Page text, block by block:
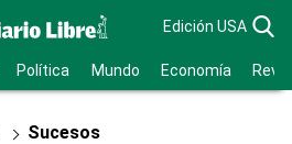
Edición USA
Política Mundo Economía
Sucesos